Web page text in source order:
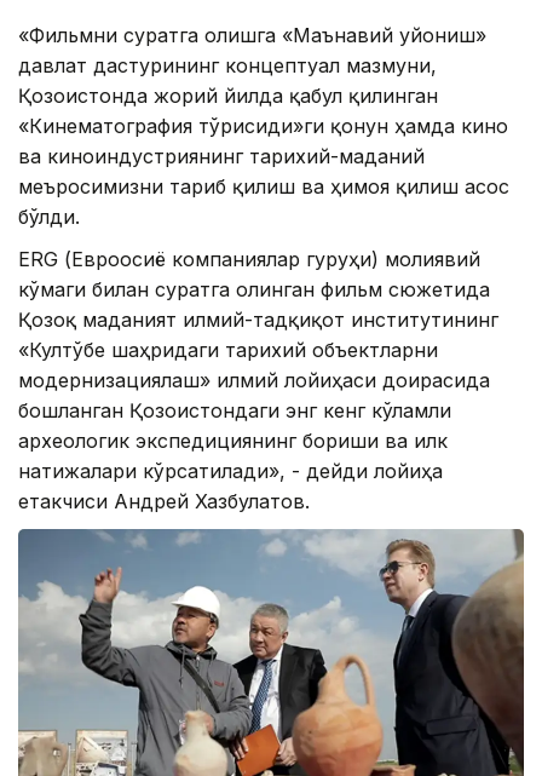
«Фильмни суратга олишга «Маънавий уйғониш»
давлат дастурининг концептуал мазмуни,
Қозоғистонда жорий йилда қабул қилинган
«Кинематография тўғрисиди»ги қонун ҳамда кино
ва киноиндустриянинг тарихий-маданий
меъросимизни тарғиб қилиш ва ҳимоя қилиш асос
бўлди.
ERG (Евроосиё компаниялар гуруҳи) молиявий
кўмаги билан суратга олинган фильм сюжетида
Қозоқ маданият илмий-тадқиқот институтининг
«Култўбе шаҳридаги тарихий объектларни
модернизациялаш» илмий лойиҳаси доирасида
бошланган Қозоғистондаги энг кенг кўламли
археологик экспедициянинг бориши ва илк
натижалари кўрсатилади», - дейди лойиҳа
етакчиси Андрей Хазбулатов.